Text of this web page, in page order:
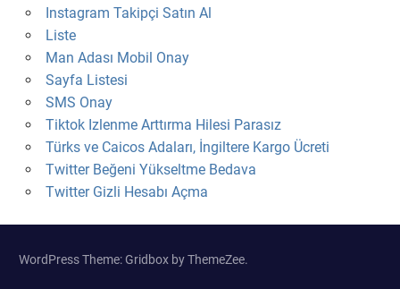
Instagram Takipçi Satın Al
Liste
Man Adası Mobil Onay
Sayfa Listesi
SMS Onay
Tiktok Izlenme Arttırma Hilesi Parasız
Türks ve Caicos Adaları, İngiltere Kargo Ücreti
Twitter Beğeni Yükseltme Bedava
Twitter Gizli Hesabı Açma
WordPress Theme: Gridbox by ThemeZee.